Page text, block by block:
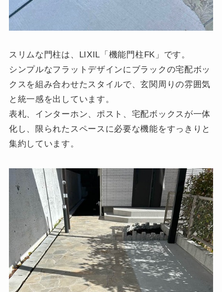
スリムな門柱は、LIXIL「機能門柱FK」です。
シンプルなフラットデザインにブラックの宅配ボッ
クスを組み合わせたスタイルで、玄関周りの雰囲気
と統一感を出しています。
表札、インターホン、ポスト、宅配ボックスが一体
化し、限られたスペースに必要な機能をすっきりと
集約しています。